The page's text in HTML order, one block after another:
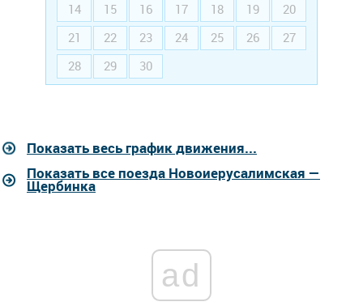
14
15 16 17 18 19
20
21
22 23 24 25 26
27
28
29 30
Показать весь график движения...
Показать все поезда Новоиерусалимская —
Щербинка
ad